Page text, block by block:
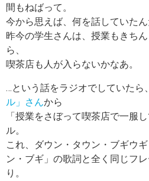
間もねばって。
今から思えば、何を話していたん
昨今の学生さんは、授業もきち
ら、
喫茶店も人が入らないかなあ。
…という話をラジオでしていたら、
ル」さんから
「授業をさぼって喫茶店で一服
ル。
これ、ダウン・タウン・ブギウ
ン・ブギ」の歌詞と全く同じフ
り。